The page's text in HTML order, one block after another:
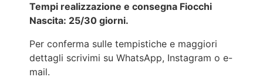
Tempi realizzazione e consegna Fiocchi
Nascita: 25/30 giorni.
Per conferma sulle tempistiche e maggiori
dettagli scrivimi su WhatsApp, Instagram o e-
mail.